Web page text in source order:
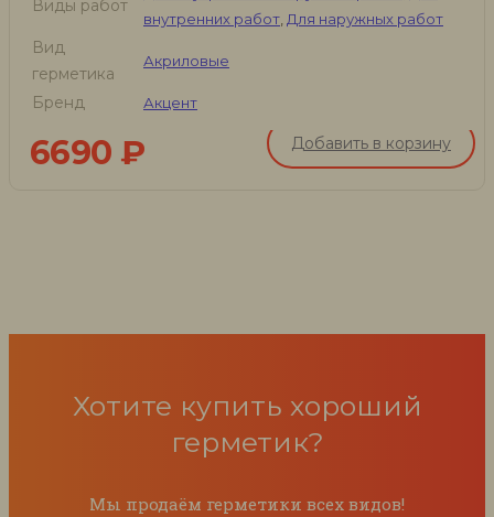
Виды работ
внутренних работ,Для наружных работ
Вид
герметика
Акриловые
Бренд Акцент
6690 ₽ Добавить в корзину
Хотите купить хороший
герметик?
Мы продаём герметики всех видов!